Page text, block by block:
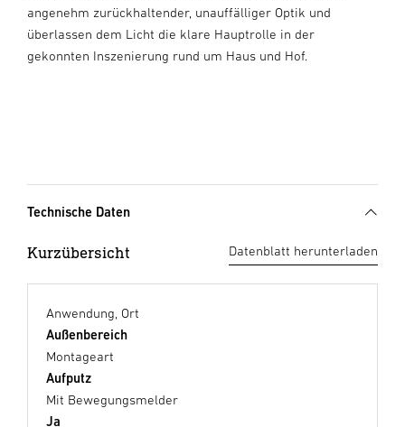
angenehm zurückhaltender, unauffälliger Optik und
überlassen dem Licht die klare Hauptrolle in der
gekonnten Inszenierung rund um Haus und Hof.
Technische Daten
Kurzübersicht Datenblatt herunterladen
Anwendung, Ort
Außenbereich
Montageart
Aufputz
Mit Bewegungsmelder
Ja